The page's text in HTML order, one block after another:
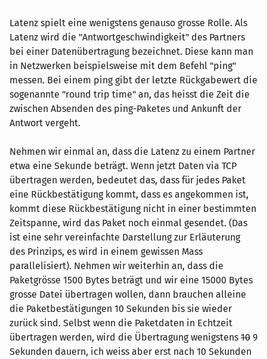
Latenz spielt eine wenigstens genauso grosse Rolle. Als
Latenz wird die "Antwortgeschwindigkeit" des Partners
bei einer Datenübertragung bezeichnet. Diese kann man
in Netzwerken beispielsweise mit dem Befehl "ping"
messen. Bei einem ping gibt der letzte Rückgabewert die
sogenannte "round trip time" an, das heisst die Zeit die
zwischen Absenden des ping-Paketes und Ankunft der
Antwort vergeht.
Nehmen wir einmal an, dass die Latenz zu einem Partner
etwa eine Sekunde beträgt. Wenn jetzt Daten via TCP
übertragen werden, bedeutet das, dass für jedes Paket
eine Rückbestätigung kommt, dass es angekommen ist,
kommt diese Rückbestätigung nicht in einer bestimmten
Zeitspanne, wird das Paket noch einmal gesendet. (Das
ist eine sehr vereinfachte Darstellung zur Erläuterung
des Prinzips, es wird in einem gewissen Mass
parallelisiert). Nehmen wir weiterhin an, dass die
Paketgrösse 1500 Bytes beträgt und wir eine 15000 Bytes
grosse Datei übertragen wollen, dann brauchen alleine
die Paketbestätigungen 10 Sekunden bis sie wieder
zurück sind. Selbst wenn die Paketdaten in Echtzeit
übertragen werden, wird die Übertragung wenigstens 10 9
Sekunden dauern, ich weiss aber erst nach 10 Sekunden